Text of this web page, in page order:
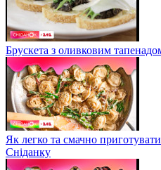
Брускета з оливковим
Як легко та смачно
Сніданку